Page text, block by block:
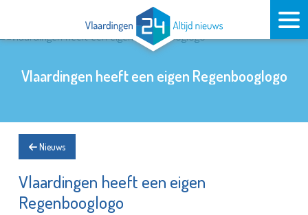
Vlaardingen heeft een eigen Regenbooglogo
Nieuws
Vlaardingen heeft een eigen
Regenbooglogo